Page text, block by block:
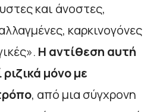
και άνοστες,
καρκινογόνες
Η αντίθεση αυτή
μόνο με
, από μια σύγχρονη